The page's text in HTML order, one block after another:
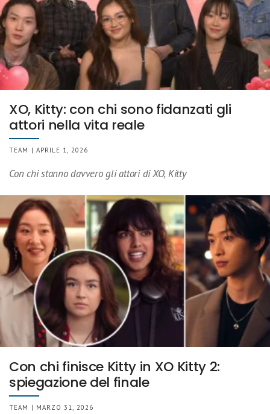
XO, Kitty: con chi sono fidanzati gli
attori nella vita reale
TEAM | APRILE 1, 2026
Con chi stanno davvero gli attori di XO, Kitty
Con chi finisce Kitty in XO Kitty 2:
spiegazione del finale
TEAM | MARZO 31, 2026